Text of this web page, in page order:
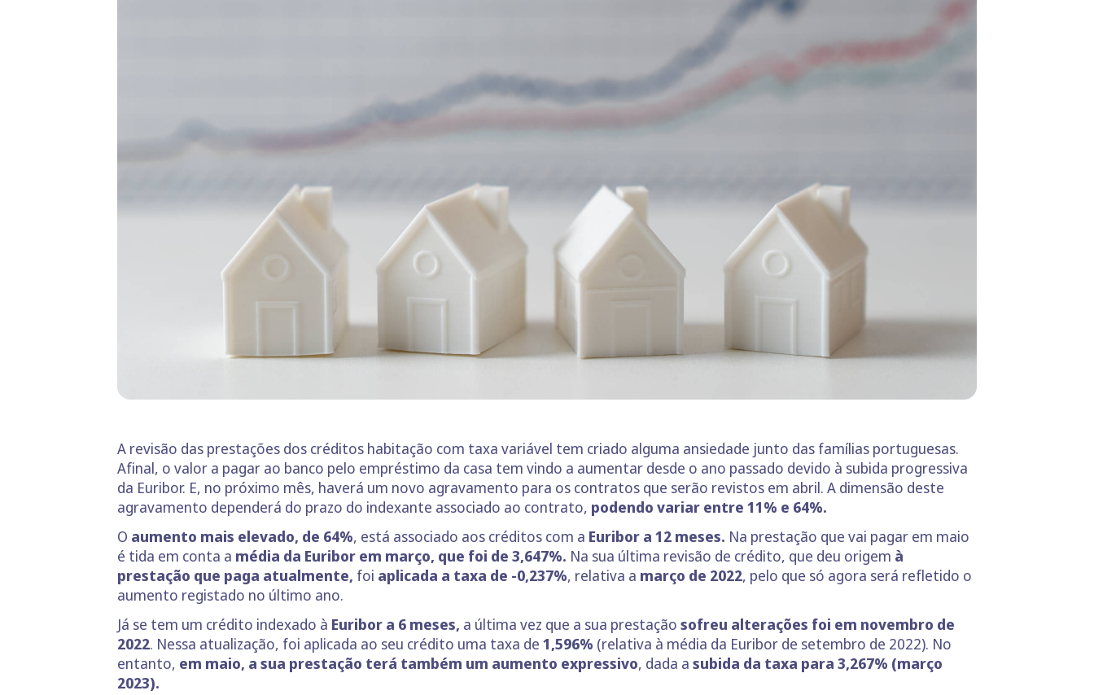
A revisão das prestações dos créditos habitação com taxa variável tem criado alguma ansiedade junto das famílias portuguesas.
Afinal, o valor a pagar ao banco pelo empréstimo da casa tem vindo a aumentar desde o ano passado devido à subida progressiva
da Euribor. E, no próximo mês, haverá um novo agravamento para os contratos que serão revistos em abril. A dimensão deste
agravamento dependerá do prazo do indexante associado ao contrato, podendo variar entre 11% e 64%.
O aumento mais elevado, de 64%, está associado aos créditos com a Euribor a 12 meses. Na prestação que vai pagar em maio
é tida em conta a média da Euribor em março, que foi de 3,647%. Na sua última revisão de crédito, que deu origem à
prestação que paga atualmente, foi aplicada a taxa de -0,237%, relativa a março de 2022, pelo que só agora será refletido o
aumento registado no último ano.
Já se tem um crédito indexado à Euribor a 6 meses, a última vez que a sua prestação sofreu alterações foi em novembro de
2022. Nessa atualização, foi aplicada ao seu crédito uma taxa de 1,596% (relativa à média da Euribor de setembro de 2022). No
entanto, em maio, a sua prestação terá também um aumento expressivo, dada a subida da taxa para 3,267% (março
2023).